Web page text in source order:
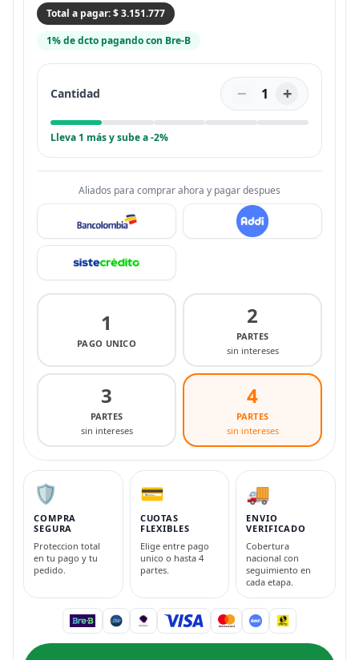
Total a pagar: $ 3.151.777
1% de dcto pagando con Bre-B
Cantidad − 1 +
Lleva 1 más y sube a -2%
Aliados para comprar ahora y pagar despues
1
PAGO UNICO
2
PARTES
sin intereses
3
PARTES
sin intereses
4
PARTES
sin intereses
🛡️
COMPRA
SEGURA
Proteccion total
en tu pago y tu
pedido.
💳
CUOTAS
FLEXIBLES
Elige entre pago
unico o hasta 4
partes.
🚚
ENVIO
VERIFICADO
Cobertura
nacional con
seguimiento en
cada etapa.